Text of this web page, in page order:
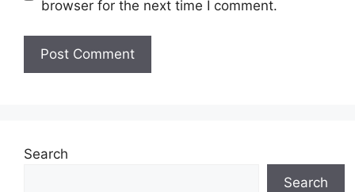
browser for the next time I comment.
Search
Search